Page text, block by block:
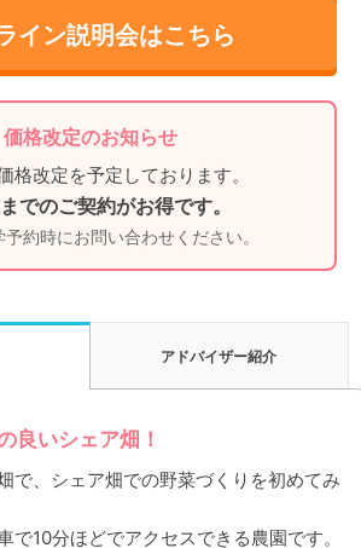
イン説明会はこちら
価格改定のお知らせ
格改定を予定しております。
でのご契約がお得です。
約時にお問い合わせください。
アドバイザー紹介
良いシェア畑！
で、シェア畑での野菜づくりを初めてみ
で10分ほどでアクセスできる農園です。